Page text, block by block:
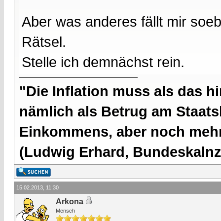
Aber was anderes fällt mir
Rätsel.
Stelle ich demnächst rein.
"Die Inflation muss als das
nämlich als Betrug am
Einkommens, aber noch
(Ludwig Erhard,
15.02.2013, 11:30
Arkona
Mensch